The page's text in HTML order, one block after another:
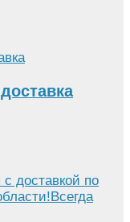
дoстaвкой по